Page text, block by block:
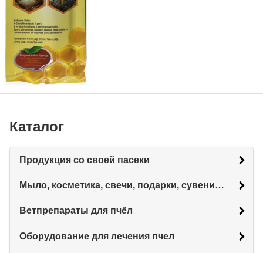
Каталог
Продукция со своей пасеки
Мыло, косметика, свечи, подарки, сувениры.
Ветпрепараты для пчёл
Оборудование для лечения пчел